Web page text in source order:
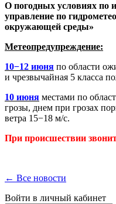
О погодных условиях
управление по
окружающей среды»
Метеопредупреждение:
10−12 июня по области
и чрезвычайная 5 класса
10 июня местами по
грозы, днем при грозах
ветра 15−18 м/с.
При происшествии
← Все новости
Войти в личный кабинет